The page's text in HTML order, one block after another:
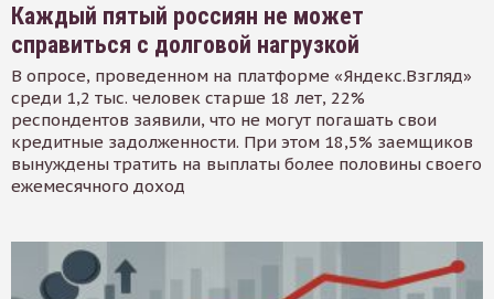
Каждый пятый россиян не может
справиться с долговой нагрузкой
В опросе, проведенном на платформе «Яндекс.Взгляд»
среди 1,2 тыс. человек старше 18 лет, 22%
респондентов заявили, что не могут погашать свои
кредитные задолженности. При этом 18,5% заемщиков
вынуждены тратить на выплаты более половины своего
ежемесячного доход